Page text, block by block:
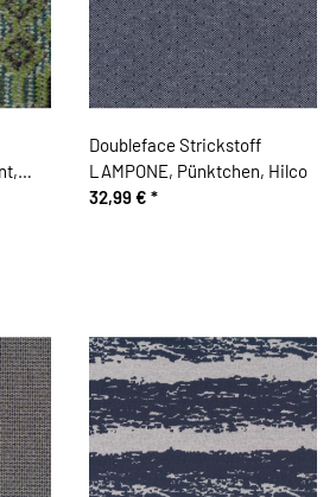
Doubleface Strickstoff
LAMPONE, Pünktchen, Hilco
32,99 € *